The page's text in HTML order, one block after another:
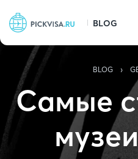
BLOG
BLOG ›
Самые